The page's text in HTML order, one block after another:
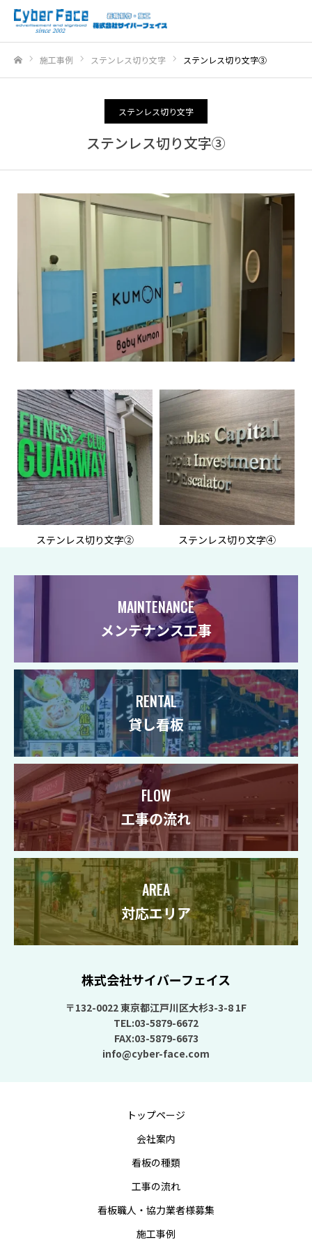
施工事例 ステンレス切り文字 ステンレス切り文字③
ステンレス切り文字
ステンレス切り文字③
ステンレス切り文字② ステンレス切り文字④
MAINTENANCE
メンテナンス工事
RENTAL
貸し看板
FLOW
工事の流れ
AREA
対応エリア
株式会社サイバーフェイス
〒132-0022 東京都江戸川区大杉3-3-8 1F
TEL:03-5879-6672
FAX:03-5879-6673
info@cyber-face.com
トップページ
会社案内
看板の種類
工事の流れ
看板職人・協力業者様募集
施工事例